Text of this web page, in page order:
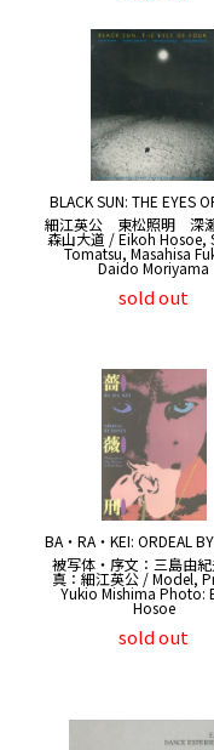
BLACK SUN: THE EYES
細江英公 東松照明 深
森山大道 / Eikoh Hosoe,
Tomatsu, Masahisa
Daido Moriyama
sold out
BA・RA・KEI: ORDEAL
被写体・序文：三島由
真：細江英公 / Model,
Yukio Mishima Photo:
Hosoe
sold out